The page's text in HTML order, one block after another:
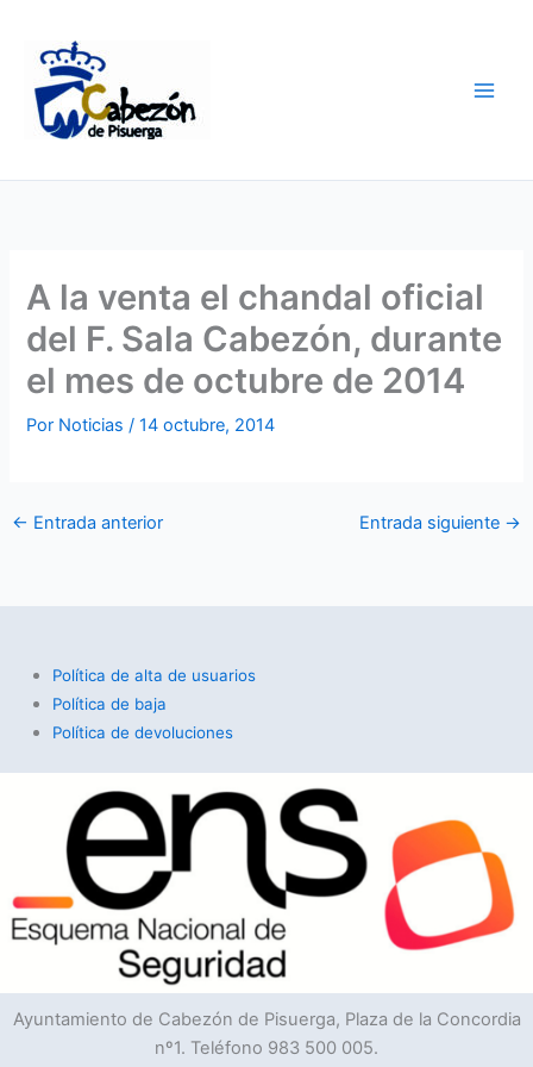
contenido
A la venta el chandal oficial
del F. Sala Cabezón, durante
el mes de octubre de 2014
Por Noticias/14 octubre, 2014
← Entrada anterior Entrada siguiente →
Política de alta de usuarios
Política de baja
Política de devoluciones
Ayuntamiento de Cabezón de Pisuerga, Plaza de la Concordia
nº1. Teléfono 983 500 005.